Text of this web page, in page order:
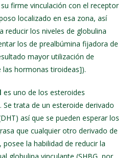
firme vinculación con el receptor
localizado en esa zona, así
reducir los niveles de globulina
los de prealbúmina fijadora de
mayor utilización de
hormonas tiroideas]).
es uno de los esteroides
trata de un esteroide derivado
así que se pueden esperar los
que cualquier otro derivado de
la habilidad de reducir la